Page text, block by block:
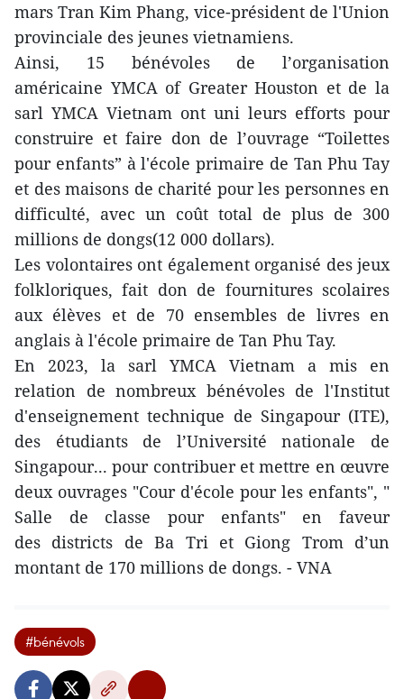
mars Tran Kim Phang, vice-président de l'Union
provinciale des jeunes vietnamiens.
Ainsi, 15 bénévoles de l’organisation
américaine YMCA of Greater Houston et de la
sarl YMCA Vietnam ont uni leurs efforts pour
construire et faire don de l’ouvrage “Toilettes
pour enfants” à l'école primaire de Tan Phu Tay
et des maisons de charité pour les personnes en
difficulté, avec un coût total de plus de 300
millions de dongs(12 000 dollars).
Les volontaires ont également organisé des jeux
folkloriques, fait don de fournitures scolaires
aux élèves et de 70 ensembles de livres en
anglais à l'école primaire de Tan Phu Tay.
En 2023, la sarl YMCA Vietnam a mis en
relation de nombreux bénévoles de l'Institut
d'enseignement technique de Singapour (ITE),
des étudiants de l’Université nationale de
Singapour... pour contribuer et mettre en œuvre
deux ouvrages "Cour d'école pour les enfants", "
Salle de classe pour enfants" en faveur
des districts de Ba Tri et Giong Trom d’un
montant de 170 millions de dongs. - VNA
#bénévols